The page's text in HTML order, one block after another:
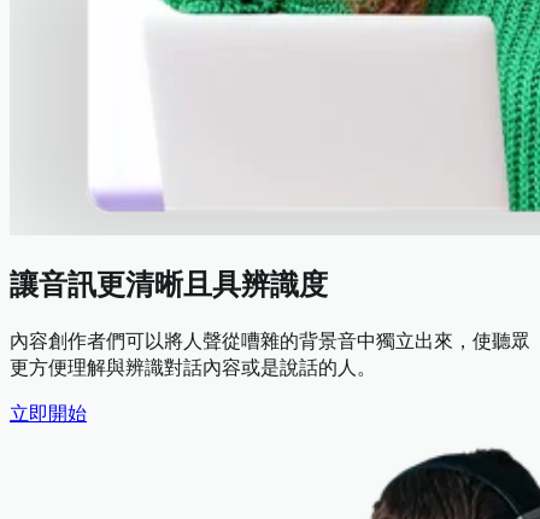
讓音訊更清晰且具辨識度
內容創作者們可以將人聲從嘈雜的背景音中獨立出來，使聽眾
更方便理解與辨識對話內容或是說話的人。
立即開始